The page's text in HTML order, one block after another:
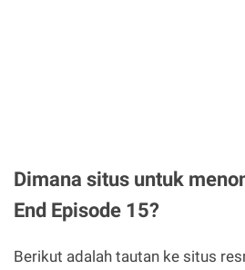
Dimana situs untuk
End Episode 15?
Berikut adalah tautan ke situs